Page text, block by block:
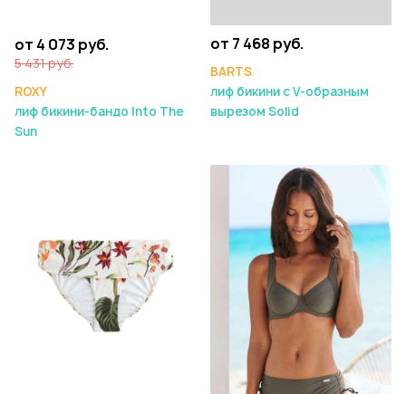
от 4 073 руб.
5 431 руб.
ROXY
лиф бикини-бандо Into The
Sun
от 7 468 руб.
BARTS
лиф бикини с V-образным
вырезом Solid